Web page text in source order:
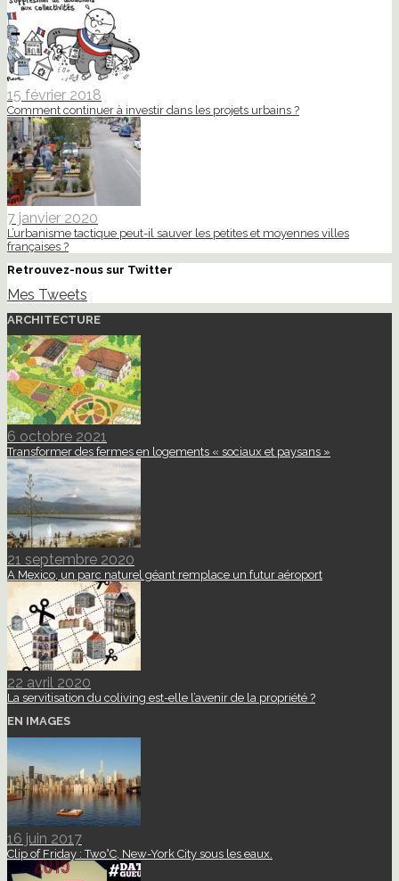
15 février 2018
Comment continuer à investir dans les projets urbains ?
7 janvier 2020
L’urbanisme tactique peut-il sauver les petites et moyennes villes
françaises ?
Retrouvez-nous sur Twitter
Mes Tweets
ARCHITECTURE
6 octobre 2021
Transformer des fermes en logements « sociaux et paysans »
21 septembre 2020
A Mexico, un parc naturel géant remplace un futur aéroport
22 avril 2020
La servitisation du coliving est-elle l’avenir de la propriété ?
EN IMAGES
16 juin 2017
Clip of Friday : Two°C, New-York City sous les eaux.